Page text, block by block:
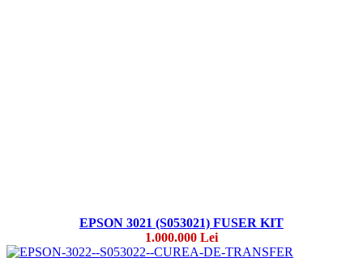
EPSON 3021 (S053021) FUSER KIT
1.000.000 Lei